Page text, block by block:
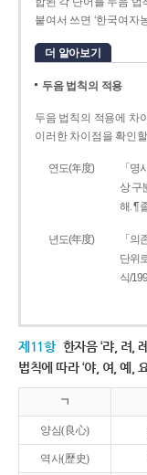
붙여서 쓰면 ‘한국여자
더 알아보기
두음 법칙의 적용
두음 법칙의 적용에 차
이러한 차이점을 확인
연도(年度)
「명
상 구
해. ¶
년도(年度)
「의
단위
식/
제11항 한자음 ‘랴, 려,
법칙에 따라 ‘야, 여, 예,
ㄱ
양심(良心)
역사(歷史)